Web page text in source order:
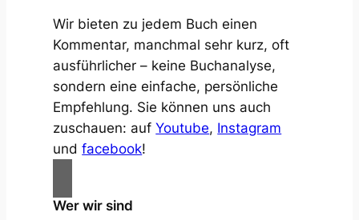
Wir bieten zu jedem Buch einen
Kommentar, manchmal sehr kurz, oft
ausführlicher – keine Buchanalyse,
sondern eine einfache, persönliche
Empfehlung. Sie können uns auch
zuschauen: aufYoutube, Instagram
undfacebook!
Wer wir sind